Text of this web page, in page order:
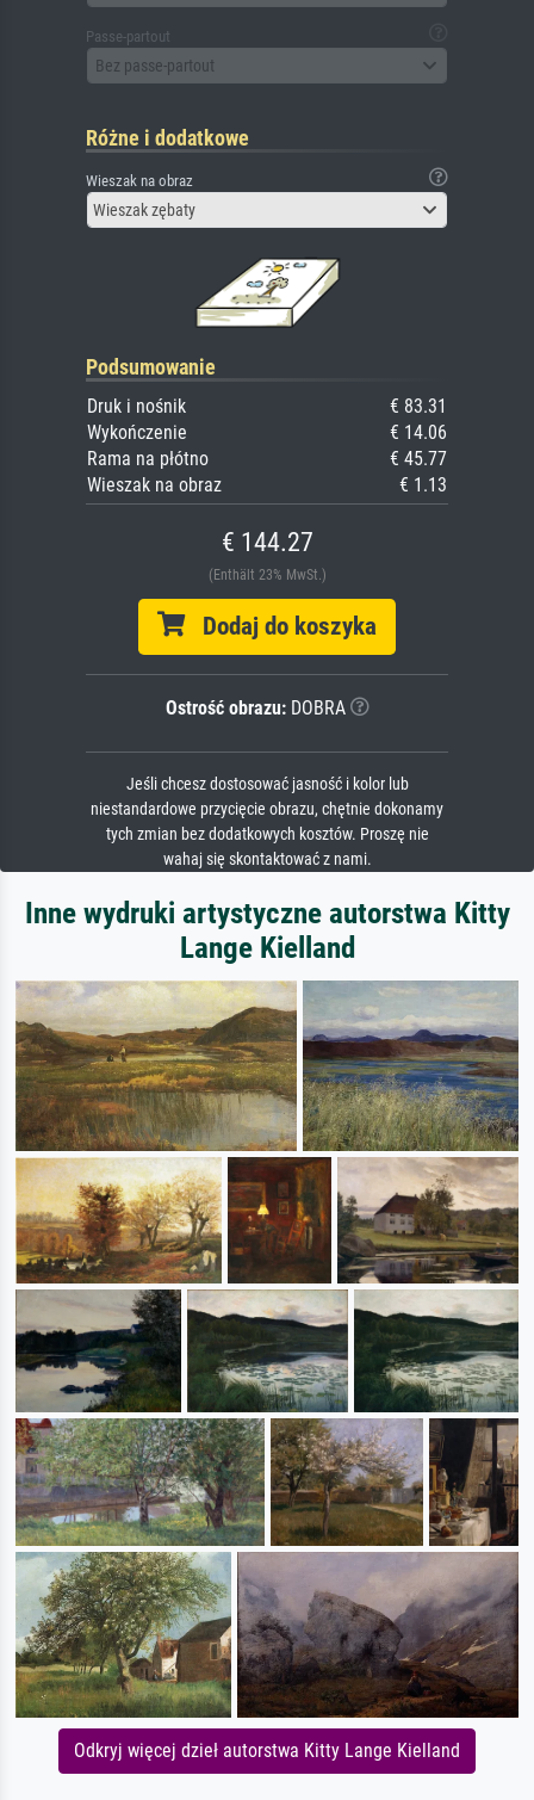
Passe-partout
Bez passe-partout
Różne i dodatkowe
Wieszak na obraz
Wieszak zębaty
Podsumowanie
Druk i nośnik
€ 83.31
Wykończenie
€ 14.06
Rama na płótno
€ 45.77
Wieszak na obraz
€ 1.13
€ 144.27
(Enthält 23% MwSt.)
Dodaj do koszyka
Ostrość obrazu:DOBRA
Jeśli chcesz dostosować jasność i kolor lub
niestandardowe przycięcie obrazu, chętnie dokonamy
tych zmian bez dodatkowych kosztów. Proszę nie
wahaj się skontaktować z nami.
Inne wydruki artystyczne autorstwa Kitty
Lange Kielland
Odkryj więcej dzieł autorstwa Kitty Lange Kielland